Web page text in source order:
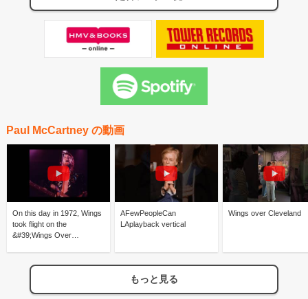
Paul McCartney の動画
On this day in 1972, Wings
took flight on the
&#39;Wings Over
AFewPeopleCan
LAplayback vertical
Wings over Cleveland
もっと見る